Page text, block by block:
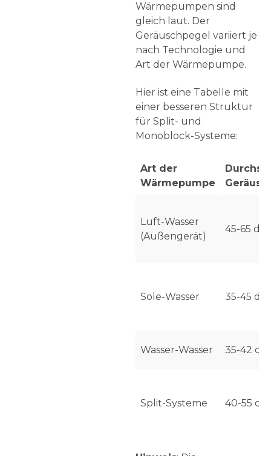
Wärmepumpen sind
gleich laut. Der
Geräuschpegel variiert je
nach Technologie und
Art der Wärmepumpe.
Hier ist eine Tabelle mit
einer besseren Struktur
für Split- und
Monoblock-Systeme:
Art der
Wärmepumpe
Luft-Wasser
(Außengerät)
45-65
Sole-Wasser 35-45
Wasser-Wasser 35-42
Split-Systeme 40-55